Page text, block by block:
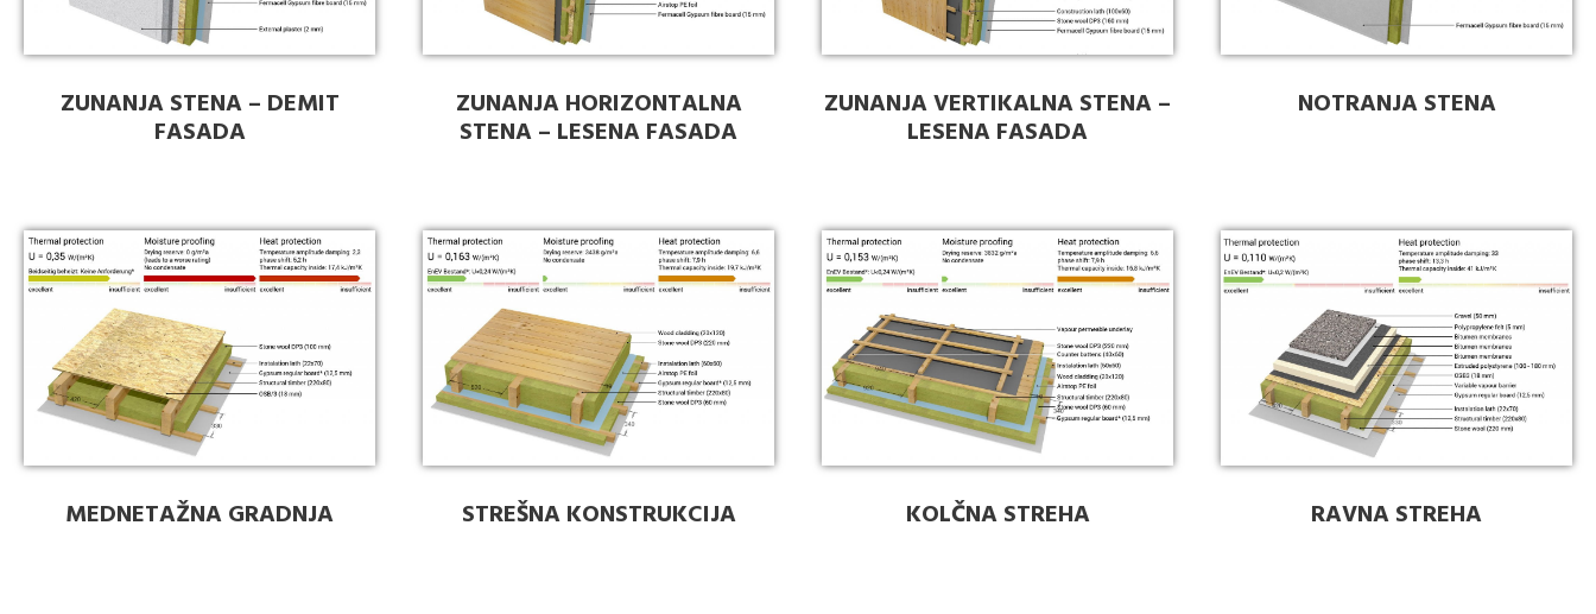
ZUNANJA STENA – DEMIT
FASADA
ZUNANJA HORIZONTALNA
STENA – LESENA FASADA
ZUNANJA VERTIKALNA STENA –
LESENA FASADA
NOTRANJA STENA
MEDNETAŽNA GRADNJA STREŠNA KONSTRUKCIJA KOLČNA STREHA RAVNA STREHA